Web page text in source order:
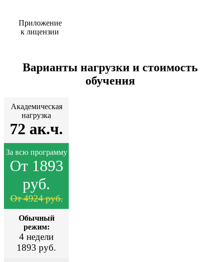
Приложение
к лицензии
Варианты нагрузки и стоимость
обучения
Академическая
нагрузка
72 ак.ч.
За всю программу
От 1893
руб.
От 4924 руб.
Обычный
режим:
4 недели
1893 руб.